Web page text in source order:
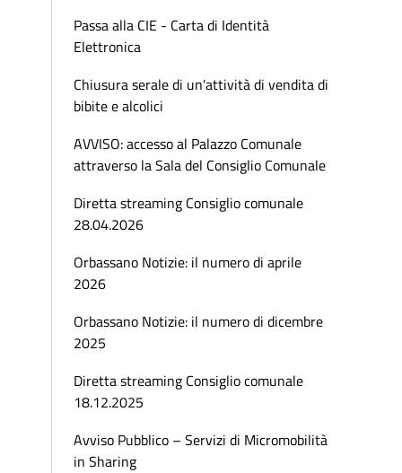
Passa alla CIE - Carta di Identità
Elettronica
Chiusura serale di un'attività di vendita di
bibite e alcolici
AVVISO: accesso al Palazzo Comunale
attraverso la Sala del Consiglio Comunale
Diretta streaming Consiglio comunale
28.04.2026
Orbassano Notizie: il numero di aprile
2026
Orbassano Notizie: il numero di dicembre
2025
Diretta streaming Consiglio comunale
18.12.2025
Avviso Pubblico – Servizi di Micromobilità
in Sharing